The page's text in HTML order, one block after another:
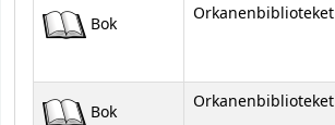
Bok Orkanenbiblioteket
Bok Orkanenbiblioteket